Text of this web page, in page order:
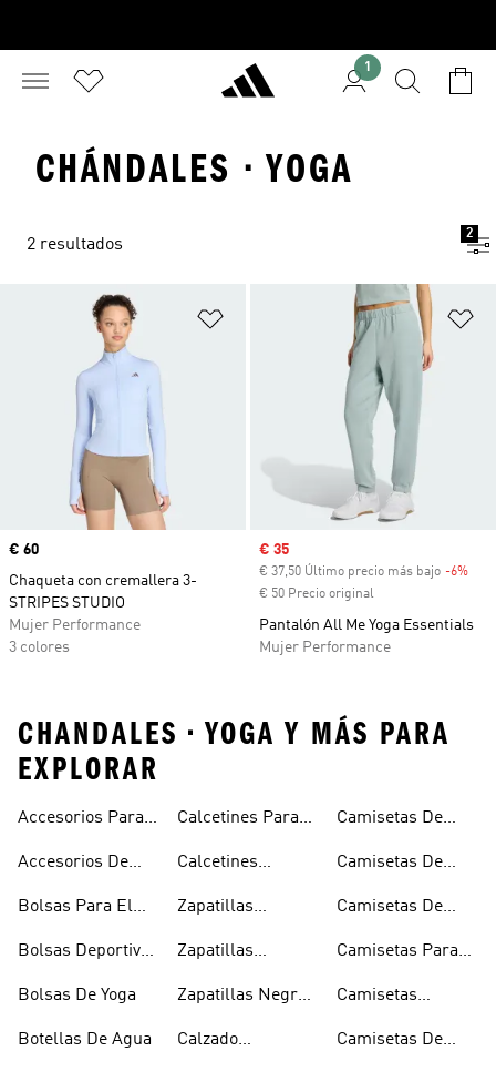
1
CHÁNDALES · YOGA
2 resultados
2
Añadir a la lista de deseos
Precio
€ 60
Chaqueta con cremallera 3-
STRIPES STUDIO
Mujer Performance
3 colores
Precio de venta
€ 35
€ 37,50 Último precio más bajo -6%
€ 50 Precio original
Pantalón All Me Yoga Essentials
Mujer Performance
CHANDALES • YOGA Y MÁS PARA
EXPLORAR
Accesorios Para
Accesorios De
Bolsas Para El
Bolsas Deportivas
Bolsas De Yoga
Botellas De Agua
Calcetines Para
Calcetines
Zapatillas
El Gimnasio
Zapatillas
Gimnasio
Zapatillas Negras
Calzado
Camisetas De
Mangas
Camisetas De
Para El Gimnasio
Camisetas De
Sudor
Camisetas Para
Camisetas
Camisetas De